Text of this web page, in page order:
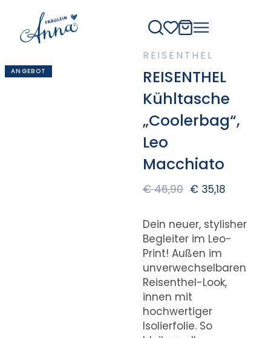
ANGEBOT
REISENTHEL
REISENTHEL
Kühltasche
„Coolerbag“,
Leo
Macchiato
€46,90 €35,18
Dein neuer, stylisher
Begleiter im Leo-
Print! Außen im
unverwechselbaren
Reisenthel-Look,
innen mit
hochwertiger
Isolierfolie. So